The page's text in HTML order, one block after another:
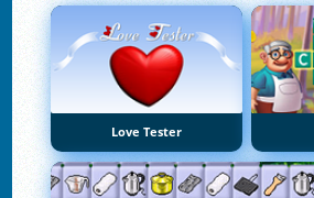
Love Tester